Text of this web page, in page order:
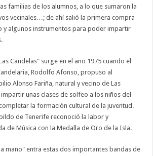
familias de los alumnos, a lo que sumaron la
vecinales…; de ahí salió la primera compra
y algunos instrumentos para poder impartir
Candelas" surge en el año 1975 cuando el
Rodolfo Afonso, propuso al
Alonso Fariña, natural y vecino de Las
unas clases de solfeo a los niños del
la formación cultural de la juventud.
de Tenerife reconoció la labor y
de Música con la Medalla de Oro de la Isla.
mano" entra estas dos importantes bandas de